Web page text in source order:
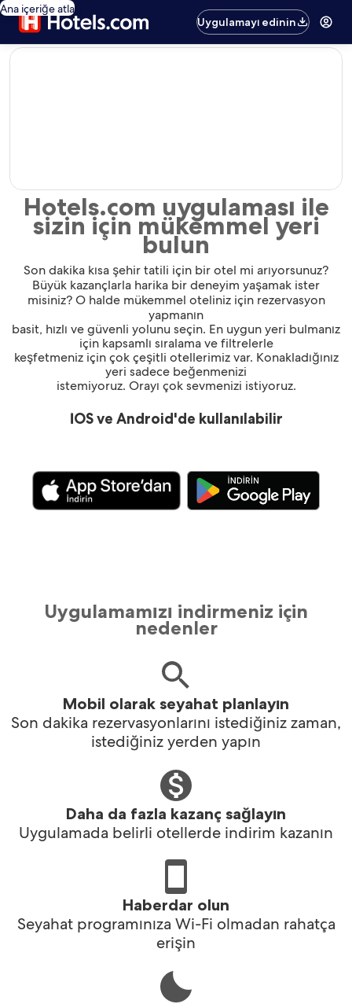
Ana içeriğe atla
Uygulamayı edinin
editorial
Hotels.com uygulaması ile
sizin için mükemmel yeri
bulun
Son dakika kısa şehir tatili için bir otel mi arıyorsunuz?
Büyük kazançlarla harika bir deneyim yaşamak ister
misiniz? O halde mükemmel oteliniz için rezervasyon
yapmanın
basit, hızlı ve güvenli yolunu seçin. En uygun yeri bulmanız
için kapsamlı sıralama ve filtrelerle
keşfetmeniz için çok çeşitli otellerimiz var. Konakladığınız
yeri sadece beğenmenizi
istemiyoruz. Orayı çok sevmenizi istiyoruz.
İOS ve Android'de kullanılabilir
Uygulamamızı indirmeniz için
nedenler
Mobil olarak seyahat planlayın
Son dakika rezervasyonlarını istediğiniz zaman,
istediğiniz yerden yapın
Daha da fazla kazanç sağlayın
Uygulamada belirli otellerde indirim kazanın
Haberdar olun
Seyahat programınıza Wi-Fi olmadan rahatça
erişin